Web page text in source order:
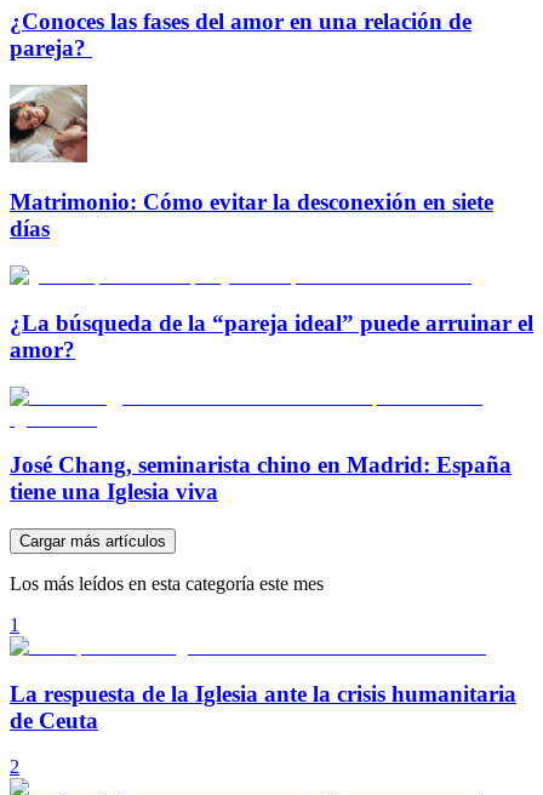
¿Conoces las fases del amor en una relación de
pareja?
Matrimonio: Cómo evitar la desconexión en siete
días
¿La búsqueda de la “pareja ideal” puede arruinar el
amor?
José Chang, seminarista chino en Madrid: España
tiene una Iglesia viva
Cargar más artículos
Los más leídos en esta categoría este mes
1
La respuesta de la Iglesia ante la crisis humanitaria
de Ceuta
2